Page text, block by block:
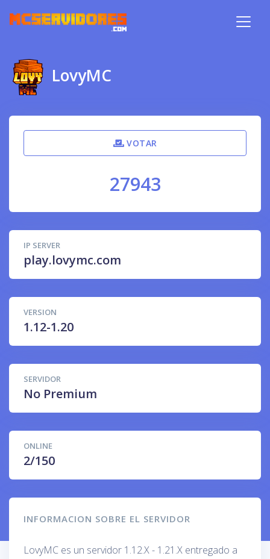
LovyMC
IP SERVER
play.lovymc.com
VERSION
1.12-1.20
SERVIDOR
No Premium
ONLINE
2/150
VOTAR
27943
INFORMACION SOBRE EL SERVIDOR
LovyMC es un servidor 1.12.X - 1.21.X entregado a